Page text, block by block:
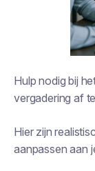
Hulp nodig bij
vergadering af
Hier zijn
aanpassen aan